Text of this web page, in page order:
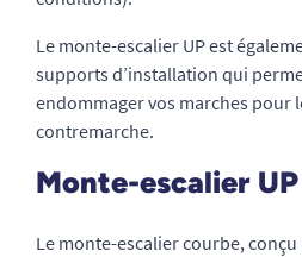
Le monte-escalier UP est
supports d’installation qui
endommager vos marches pour
contremarche.
Monte-escalier
Le monte-escalier courbe,